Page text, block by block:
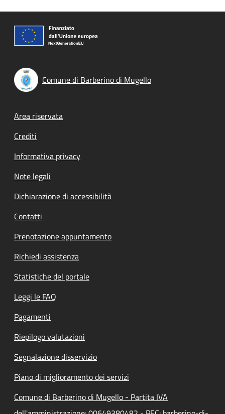
Comune di Barberino di Mugello
Footer menu
Area riservata
Crediti
Informativa privacy
Note legali
Dichiarazione di accessibilità
Contatti
Prenotazione appuntamento
Richiedi assistenza
Statistiche del portale
Leggi le FAQ
Pagamenti
Riepilogo valutazioni
Segnalazione disservizio
Piano di miglioramento dei servizi
Comune di Barberino di Mugello - Partita IVA